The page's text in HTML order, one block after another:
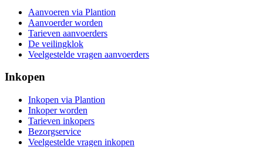
Aanvoeren via Plantion
Aanvoerder worden
Tarieven aanvoerders
De veilingklok
Veelgestelde vragen aanvoerders
Inkopen
Inkopen via Plantion
Inkoper worden
Tarieven inkopers
Bezorgservice
Veelgestelde vragen inkopen